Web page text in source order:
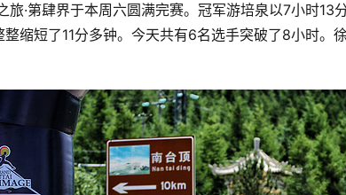
旅·第肆界于本周六圆满完赛。冠军游培泉以7小时
整缩短了11分多钟。今天共有6名选手突破了8小时